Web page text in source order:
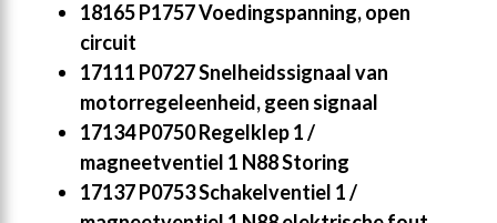
18165 P1757 Voedingspanning, open
circuit
17111 P0727 Snelheidssignaal van
motorregeleenheid, geen signaal
17134 P0750 Regelklep 1 /
magneetventiel 1 N88 Storing
17137 P0753 Schakelventiel 1 /